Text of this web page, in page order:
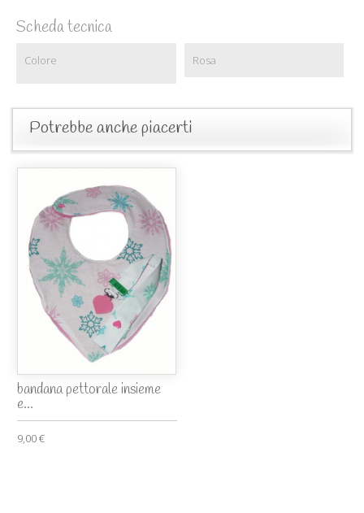
Scheda tecnica
Colore Rosa
Potrebbe anche piacerti
bandana pettorale insieme
e...
9,00 €